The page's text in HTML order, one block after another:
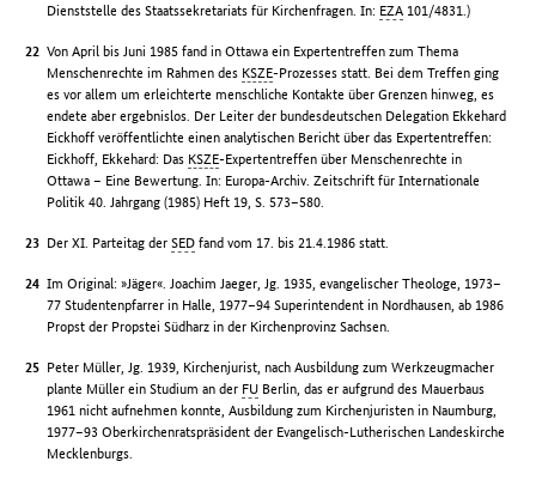
Dienststelle des Staatssekretariats für Kirchenfragen. In: EZA 101/4831.)
Von April bis Juni 1985 fand in Ottawa ein Expertentreffen zum Thema
Menschenrechte im Rahmen des KSZE-Prozesses statt. Bei dem Treffen ging
es vor allem um erleichterte menschliche Kontakte über Grenzen hinweg, es
endete aber ergebnislos. Der Leiter der bundesdeutschen Delegation Ekkehard
Eickhoff veröffentlichte einen analytischen Bericht über das Expertentreffen:
Eickhoff, Ekkehard: Das KSZE-Expertentreffen über Menschenrechte in
Ottawa – Eine Bewertung. In: Europa-Archiv. Zeitschrift für Internationale
Politik 40. Jahrgang (1985) Heft 19, S. 573–580.
Der XI. Parteitag derSED fand vom 17. bis 21.4.1986 statt.
Im Original: »Jäger«. Joachim Jaeger, Jg. 1935, evangelischer Theologe, 1973–
77 Studentenpfarrer in Halle, 1977–94 Superintendent in Nordhausen, ab 1986
Propst der Propstei Südharz in der Kirchenprovinz Sachsen.
Peter Müller, Jg. 1939, Kirchenjurist, nach Ausbildung zum Werkzeugmacher
plante Müller ein Studium an der FU Berlin, das er aufgrund des Mauerbaus
1961 nicht aufnehmen konnte, Ausbildung zum Kirchenjuristen in Naumburg,
1977–93 Oberkirchenratspräsident der Evangelisch-Lutherischen Landeskirche
Mecklenburgs.